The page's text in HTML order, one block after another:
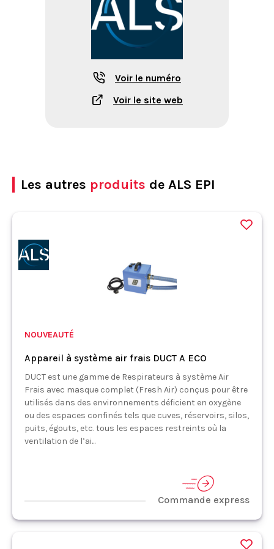
Voir le numéro
Voir le site web
Les autres produits de ALS EPI
NOUVEAUTÉ
Appareil à système air frais DUCT A ECO
DUCT est une gamme de Respirateurs à système Air
Frais avec masque complet (Fresh Air) conçus pour être
utilisés dans des environnements déficient en oxygène
ou des espaces confinés tels que cuves, réservoirs, silos,
puits, égouts, etc. tous les espaces restreints où la
ventilation de l’ai...
Commande express